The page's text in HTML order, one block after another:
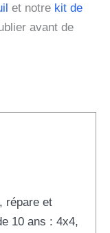
et notre kit de
avant de
répare et
10 ans : 4x4,